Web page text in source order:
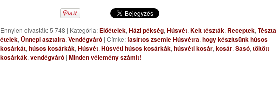
Ennyien olvasták: 5 748 | Kategória: Előételek, Házi pékség, Húsvét, Kelt tészták, Receptek, Tészta
ételek, Ünnepi asztalra, Vendégváró | Címke:fasírtos zsemle Húsvétra, hogy készítsünk húsos
kosárkát, húsos kosárkák, Húsvét, Húsvéti húsos kosárkák, húsvéti kosár, kosár, Sasó, töltött
kosárkák, vendégváró | Minden vélemény számít!